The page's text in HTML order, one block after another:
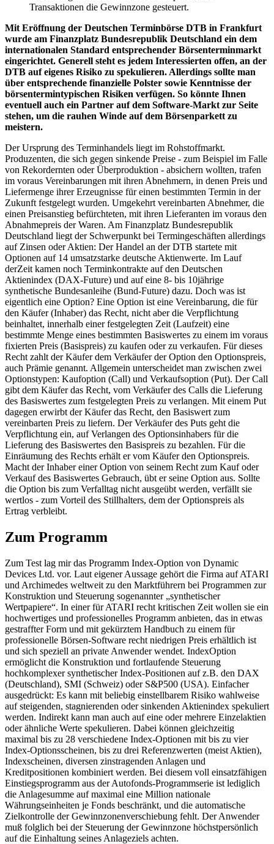
Transaktionen die Gewinnzone gesteuert.
Mit Eröffnung der Deutschen Terminbörse DTB in Frankfurt
wurde am Finanzplatz Bundesrepublik Deutschland ein dem
internationalen Standard entsprechender Börsenterminmarkt
eingerichtet. Generell steht es jedem Interessierten offen, an der
DTB auf eigenes Risiko zu spekulieren. Allerdings sollte man
über entsprechende finanzielle Polster sowie Kenntnisse der
börsentermintypischen Risiken verfügen. So könnte Ihnen
eventuell auch ein Partner auf dem Software-Markt zur Seite
stehen, um die rauhen Winde auf dem Börsenparkett zu
meistern.
Der Ursprung des Terminhandels liegt im Rohstoffmarkt.
Produzenten, die sich gegen sinkende Preise - zum Beispiel im Falle
von Rekordernten oder Überproduktion - absichern wollten, trafen
im voraus Vereinbarungen mit ihren Abnehmern, in denen Preis und
Liefermenge ihrer Erzeugnisse für einen bestimmten Termin in der
Zukunft festgelegt wurden. Umgekehrt vereinbarten Abnehmer, die
einen Preisanstieg befürchteten, mit ihren Lieferanten im voraus den
Abnahmepreis der Waren. Am Finanzplatz Bundesrepublik
Deutschland liegt der Schwerpunkt bei Termingeschäften allerdings
auf Zinsen oder Aktien: Der Handel an der DTB startete mit
Optionen auf 14 umsatzstarke deutsche Aktienwerte. Im Lauf
derZeit kamen noch Terminkontrakte auf den Deutschen
Aktienindex (DAX-Future) und auf eine 8- bis 10jährige
synthetische Bundesanleihe (Bund-Future) dazu. Doch was ist
eigentlich eine Option? Eine Option ist eine Vereinbarung, die für
den Käufer (Inhaber) das Recht, nicht aber die Verpflichtung
beinhaltet, innerhalb einer festgelegten Zeit (Laufzeit) eine
bestimmte Menge eines bestimmten Basiswertes zu einem im voraus
fixierten Preis (Basispreis) zu kaufen oder zu verkaufen. Für dieses
Recht zahlt der Käufer dem Verkäufer der Option den Optionspreis,
auch Prämie genannt. Allgemein unterscheidet man zwischen zwei
Optionstypen: Kaufoption (Call) und Verkaufsoption (Put). Der Call
gibt dem Käufer das Recht, vom Verkäufer des Calls die Lieferung
des Basiswertes zum festgelegten Preis zu verlangen. Mit einem Put
dagegen erwirbt der Käufer das Recht, den Basiswert zum
vereinbarten Preis zu liefern. Der Verkäufer des Puts geht die
Verpflichtung ein, auf Verlangen des Optionsinhabers für die
Lieferung des Basiswertes den Basispreis zu bezahlen. Für die
Einräumung des Rechts erhält er vom Käufer den Optionspreis.
Macht der Inhaber einer Option von seinem Recht zum Kauf oder
Verkauf des Basiswertes Gebrauch, übt er seine Option aus. Sollte
die Option bis zum Verfalltag nicht ausgeübt werden, verfällt sie
wertlos - zum Vorteil des Stillhalters, dem der Optionspreis als
Ertrag verbleibt.
Zum Programm
Zum Test lag mir das Programm Index-Option von Dynamic
Devices Ltd. vor. Laut eigener Aussage gehört die Firma auf ATARI
und Archimedes weltweit zu den Marktführern bei Programmen zur
Konstruktion und Steuerung sogenannter „synthetischer
Wertpapiere“. In einer für ATARI recht kritischen Zeit wollen sie ein
hochwertiges und professionelles Programm anbieten, das in etwas
gestraffter Form und mit gekürztem Handbuch zu einem für
professionelle Börsen-Software recht niedrigen Preis erhältlich ist
und sich speziell an private Anwender wendet. IndexOption
ermöglicht die Konstruktion und fortlaufende Steuerung
hochkomplexer synthetischer Index-Positionen auf z.B. den DAX
(Deutschland), SMI (Schweiz) oder S&P500 (USA). Einfacher
ausgedrückt: Es kann mit beliebig einstellbarem Risiko wahlweise
auf steigenden, stagnierenden oder sinkenden Aktienindex spekuliert
werden. Indirekt kann man auch auf eine oder mehrere Einzelaktien
oder ähnliche Werte spekulieren. Dabei können gleichzeitig
maximal bis zu 28 verschiedene Index-Optionen mit bis zu vier
Index-Optionsscheinen, bis zu drei Referenzwerten (meist Aktien),
Indexscheinen, diversen zinstragenden Anlagen und
Kreditpositionen kombiniert werden. Bei diesem voll einsatzfähigen
Einstiegsprogramm aus der Autofonds-Programmserie ist lediglich
die Anlagesumme auf maximal eine Million nationale
Währungseinheiten je Fonds beschränkt, und die automatische
Zielkontrolle der Gewinnzonenverschiebung fehlt. Der Anwender
muß folglich bei der Steuerung der Gewinnzone höchstpersönlich
auf die Einhaltung seines Anlageziels achten.